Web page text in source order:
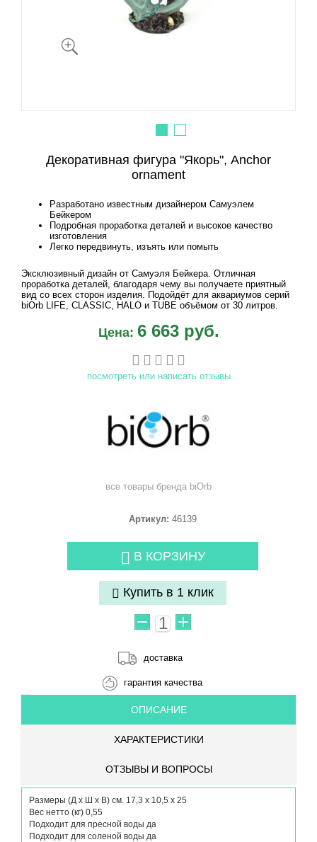
Декоративная фигура "Якорь", Anchor
ornament
Разработано известным дизайнером Самуэлем
Бейкером
Подробная проработка деталей и высокое качество
изготовления
Легко передвинуть, изъять или помыть
Эксклюзивный дизайн от Самуэля Бейкера. Отличная
проработка деталей, благодаря чему вы получаете приятный
вид со всех сторон изделия. Подойдёт для аквариумов серий
biOrb LIFE, CLASSIC, HALO и TUBE объёмом от 30 литров.
Цена: 6 663 руб.
посмотреть или написать отзывы
все товары бренда biOrb
Артикул: 46139
В КОРЗИНУ
Купить в 1 клик
доставка
гарантия качества
ОПИСАНИЕ
ХАРАКТЕРИСТИКИ
ОТЗЫВЫ И ВОПРОСЫ
Размеры (Д х Ш х В) см. 17,3 x 10,5 x 25
Вес нетто (кг) 0,55
Подходит для пресной воды да
Подходит для соленой воды да